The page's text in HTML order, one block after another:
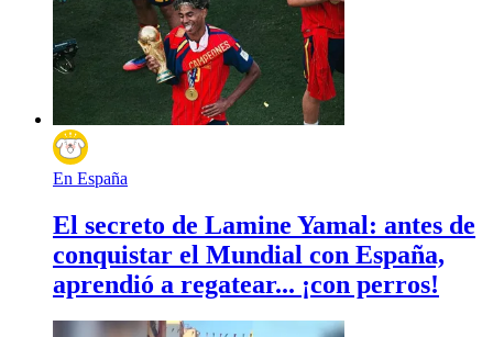
En España
El secreto de Lamine Yamal: antes de
conquistar el Mundial con España,
aprendió a regatear... ¡con perros!